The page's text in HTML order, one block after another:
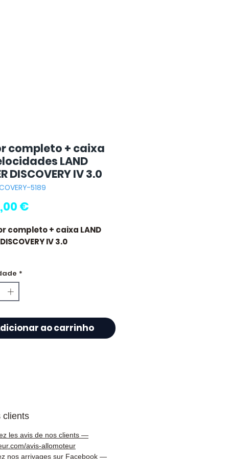
completo + caixa
LAND
DISCOVERY IV 3.0
5189
€
completo + caixa LAND
IV 3.0
escolher
?
garantidas e entregues
em toda a França
🇪🇺.
*
ao carrinho
clients
les avis de nos clients —
avis-allomoteur
nos arrivages sur Facebook —